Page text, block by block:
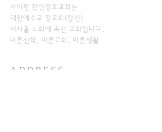
사이판 한인장로교회는
대한예수교 장로회(합신)
서서울 노회에 속한 교회입니다.
바른신학, 바른교회, 바른생활
ADDRESS